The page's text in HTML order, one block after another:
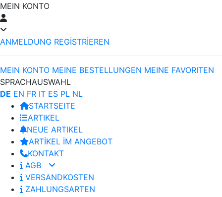
MEIN KONTO
ANMELDUNG REGİSTRİEREN
MEIN KONTO MEINE BESTELLUNGEN MEINE FAVORITEN
SPRACHAUSWAHL
DE EN FR IT ES PL NL
STARTSEITE
ARTIKEL
NEUE ARTIKEL
ARTİKEL İM ANGEBOT
KONTAKT
AGB
VERSANDKOSTEN
ZAHLUNGSARTEN